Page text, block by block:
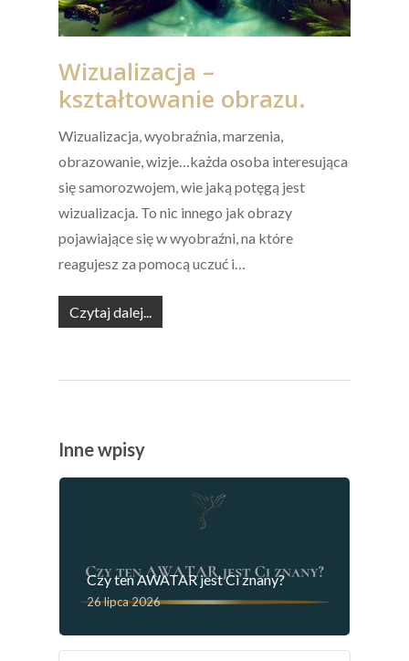
Wizualizacja –
kształtowanie obrazu.
Wizualizacja, wyobraźnia, marzenia,
obrazowanie, wizje…każda osoba interesująca
się samorozwojem, wie jaką potęgą jest
wizualizacja. To nic innego jak obrazy
pojawiające się w wyobraźni, na które
reagujesz za pomocą uczuć i…
Czytaj dalej...
Inne wpisy
Czy ten AWATAR jest Ci znany?
26 lipca 2026